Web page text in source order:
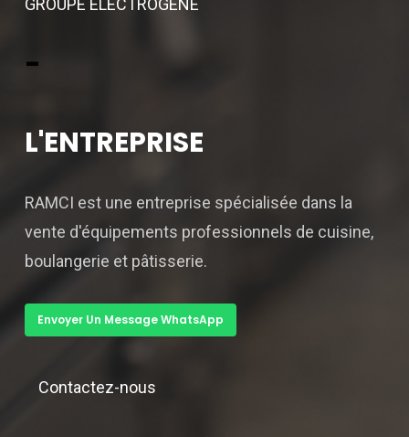
GROUPE ELECTROGENE
-
L'ENTREPRISE
RAMCI est une entreprise spécialisée dans la
vente d'équipements professionnels de cuisine,
boulangerie et pâtisserie.
Envoyer Un Message WhatsApp
Contactez-nous